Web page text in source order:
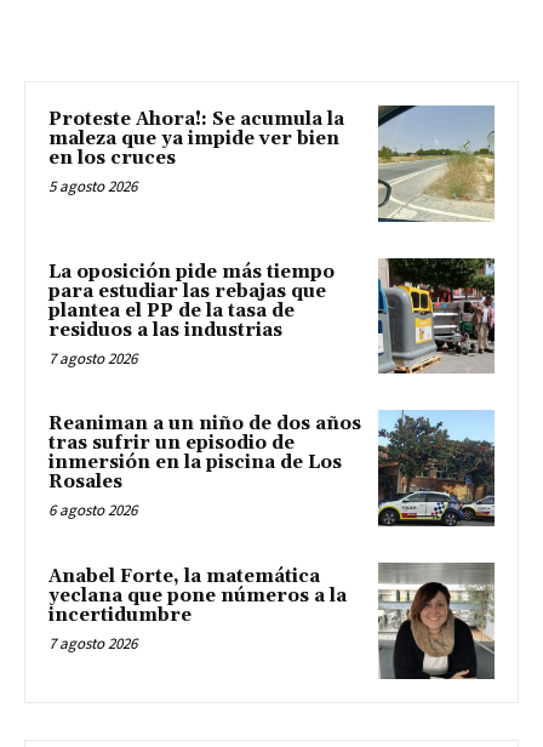
Proteste Ahora!: Se acumula la
maleza que ya impide ver bien
en los cruces
5 agosto 2026
La oposición pide más tiempo
para estudiar las rebajas que
plantea el PP de la tasa de
residuos a las industrias
7 agosto 2026
Reaniman a un niño de dos años
tras sufrir un episodio de
inmersión en la piscina de Los
Rosales
6 agosto 2026
Anabel Forte, la matemática
yeclana que pone números a la
incertidumbre
7 agosto 2026